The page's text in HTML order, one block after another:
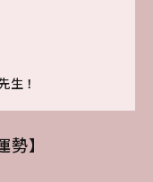
生！
】